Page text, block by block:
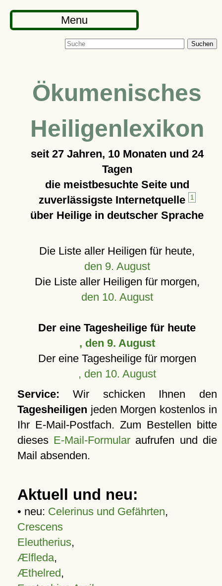
Menu
Suchen
Ökumenisches
Heiligenlexikon
seit 27 Jahren, 10 Monaten und 24
Tagen
die meistbesuchte Seite und
zuverlässigste Internetquelle
1
über Heilige in deutscher Sprache
Die Liste aller Heiligen für heute,
den 9. August
Die Liste aller Heiligen für morgen,
den 10. August
Der eine Tagesheilige für heute
, den 9. August
Der eine Tagesheilige für morgen
, den 10. August
Service: Wir schicken Ihnen den
Tagesheiligen jeden Morgen kostenlos in
Ihr E-Mail-Postfach. Zum Bestellen bitte
dieses E-Mail-Formular aufrufen und die
Mail absenden.
Aktuell und neu:
• neu: Celerinus und Gefährten,
Crescens
Eleutherius,
Ælfleda,
Æthelred,